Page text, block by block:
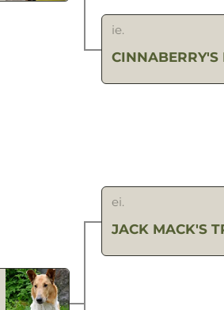
ie.
ei.
JACK MACK'S